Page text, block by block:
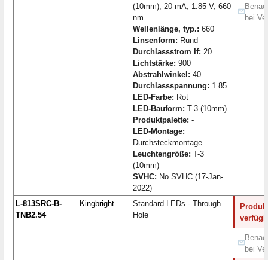
(10mm), 20 mA, 1.85 V, 660
nm
Wellenlänge, typ.: 660
Linsenform: Rund
Durchlassstrom If: 20
Lichtstärke: 900
Abstrahlwinkel: 40
Durchlassspannung: 1.85
LED-Farbe: Rot
LED-Bauform: T-3 (10mm)
Produktpalette: -
LED-Montage:
Durchsteckmontage
Leuchtengröße: T-3
(10mm)
SVHC: No SVHC (17-Jan-
2022)
bei
L-813SRC-B-
TNB2.54
Kingbright
Standard LEDs - Through
Hole
bei